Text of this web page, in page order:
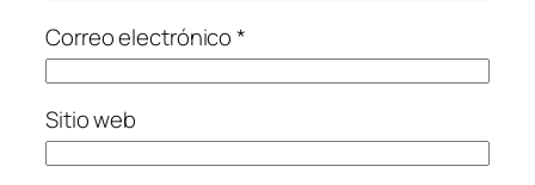
Correo electrónico*
Sitio web